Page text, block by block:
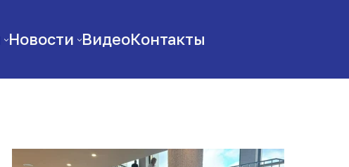
Новости ВидеоКонтакты